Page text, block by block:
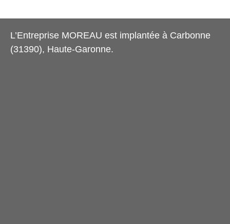
L’Entreprise MOREAU est implantée à Carbonne
(31390), Haute-Garonne.